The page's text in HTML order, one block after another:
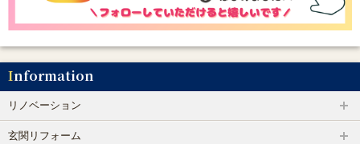
Information
リノベーション
玄関リフォーム